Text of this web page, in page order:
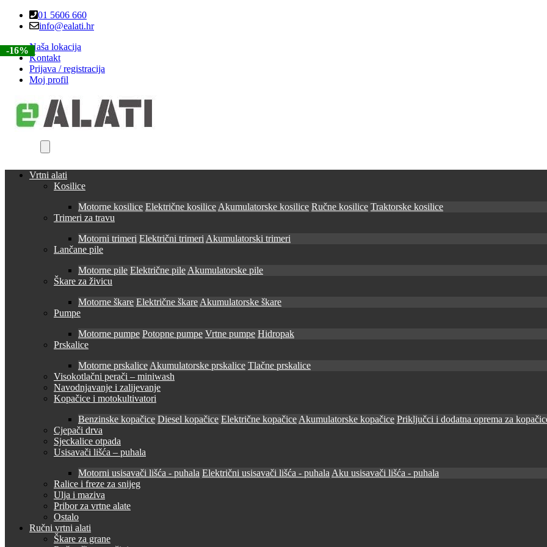
Skip
Skip
01 5606 660
info@ealati.hr
Naša lokacija
Kontakt
Prijava / registracija
Moj profil
Vrtni alati
Kosilice
Motorne kosilice Električne kosilice Akumulatorske kosilice Ručne kosilice Traktorske kosilice
Trimeri za travu
Motorni trimeri Električni trimeri Akumulatorski trimeri
Lančane pile
Motorne pile Električne pile Akumulatorske pile
Škare za živicu
Motorne škare Električne škare Akumulatorske škare
Pumpe
Motorne pumpe Potopne pumpe Vrtne pumpe Hidropak
Prskalice
Motorne prskalice Akumulatorske prskalice Tlačne prskalice
Visokotlačni perači – miniwash
Navodnjavanje i zalijevanje
Kopačice i motokultivatori
Benzinske kopačice Diesel kopačice Električne kopačice Akumulatorske kopačice Priključci i dodatna oprema za
Cjepači drva
Sjeckalice otpada
Usisavači lišća – puhala
Motorni usisavači lišća - puhala Električni usisavači lišća - puhala Aku usisavači lišća - puhala
Ralice i freze za snijeg
Ulja i maziva
Pribor za vrtne alate
Ostalo
Ručni vrtni alati
Škare za grane
-15%
-15%
-15%
-15%
-16%